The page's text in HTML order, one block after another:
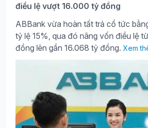
điều lệ vượt 16.000 tỷ đồng
ABBank vừa hoàn tất trả cổ tức
tỷ lệ 15%, qua đó nâng vốn điều lệ
đồng lên gần 16.068 tỷ đồng. Xem